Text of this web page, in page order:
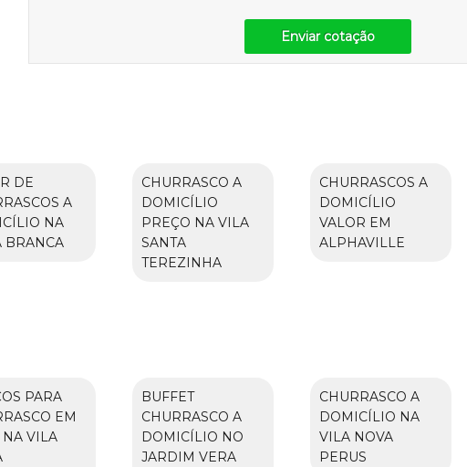
Enviar cotação
DE
A
NA
BRANCA
CHURRASCO A
DOMICÍLIO
PREÇO NA VILA
SANTA
TEREZINHA
CHURRASCOS A
DOMICÍLIO
VALOR EM
ALPHAVILLE
PARA
EM
NA VILA
BUFFET
CHURRASCO A
DOMICÍLIO NO
JARDIM VERA
CHURRASCO A
DOMICÍLIO NA
VILA NOVA
PERUS